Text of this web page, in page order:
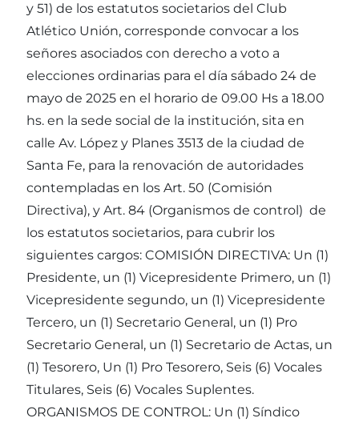
y 51) de los estatutos societarios del Club
Atlético Unión, corresponde convocar a los
señores asociados con derecho a voto a
elecciones ordinarias para el día sábado 24 de
mayo de 2025 en el horario de 09.00 Hs a 18.00
hs. en la sede social de la institución, sita en
calle Av. López y Planes 3513 de la ciudad de
Santa Fe, para la renovación de autoridades
contempladas en los Art. 50 (Comisión
Directiva), y Art. 84 (Organismos de control) de
los estatutos societarios, para cubrir los
siguientes cargos: COMISIÓN DIRECTIVA: Un (1)
Presidente, un (1) Vicepresidente Primero, un (1)
Vicepresidente segundo, un (1) Vicepresidente
Tercero, un (1) Secretario General, un (1) Pro
Secretario General, un (1) Secretario de Actas, un
(1) Tesorero, Un (1) Pro Tesorero, Seis (6) Vocales
Titulares, Seis (6) Vocales Suplentes.
ORGANISMOS DE CONTROL: Un (1) Síndico